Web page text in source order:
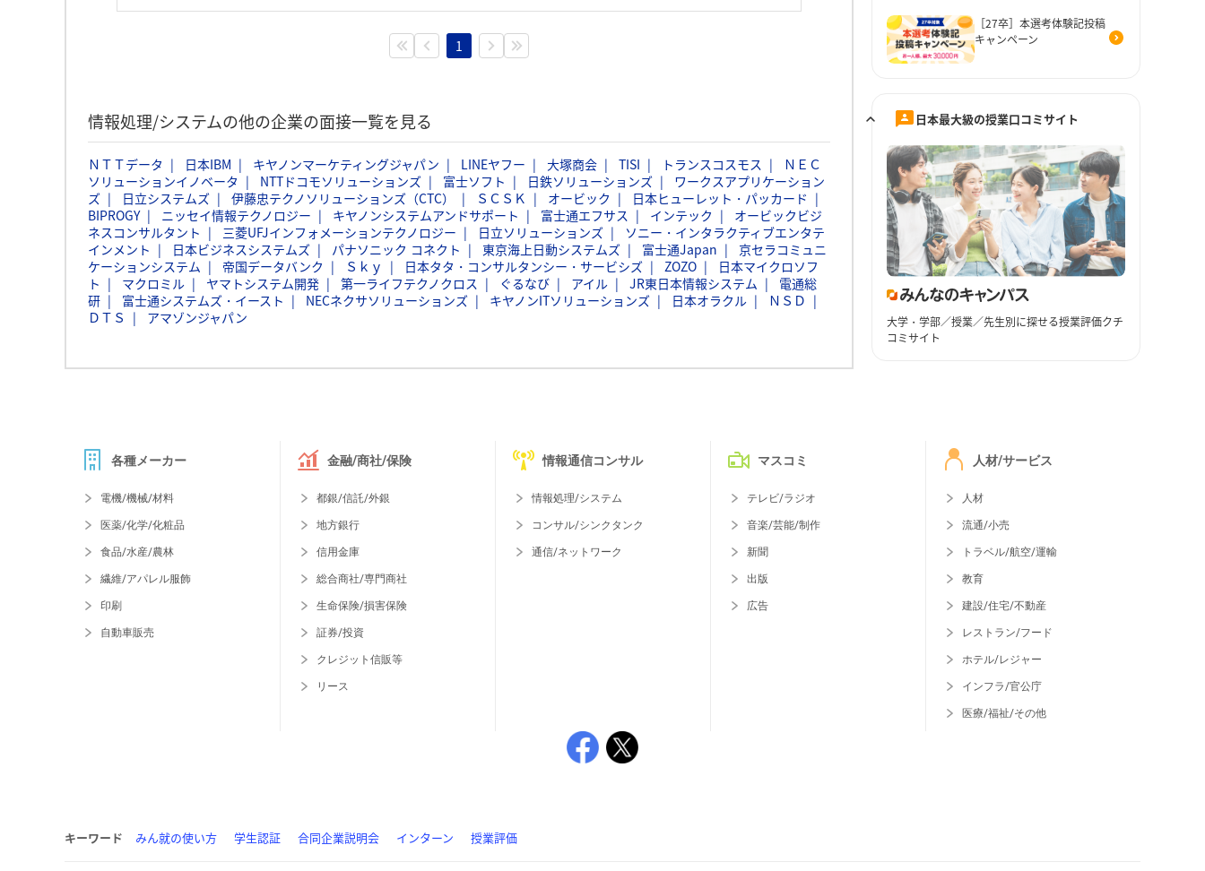
1
情報処理/システムの他の企業の面接一覧を見る
ＮＴＴデータ 日本IBM キヤノンマーケティングジャパン LINEヤフー 大塚商会 TISI トランスコスモス
ＮＥＣ
ソリューションイノベータ
NTTドコモソリューションズ 富士ソフト 日鉄ソリューションズ
ワークスアプリケーション
ズ
日立システムズ 伊藤忠テクノソリューションズ（CTC） ＳＣＳＫ オービック
日本ヒューレット・パッカード
BIPROGY
ニッセイ情報テクノロジー キヤノンシステムアンドサポート 富士通エフサス インテック
オービックビジ
ネスコンサルタント
三菱UFJインフォメーションテクノロジー 日立ソリューションズ
ソニー・インタラクティブエンタテ
インメント
日本ビジネスシステムズ パナソニック コネクト 東京海上日動システムズ 富士通Japan
京セラコミュニ
ケーションシステム
帝国データバンク Ｓｋｙ 日本タタ・コンサルタンシー・サービシズ ZOZO
日本マイクロソフ
ト
マクロミル ヤマトシステム開発 第一ライフテクノクロス ぐるなび アイル JR東日本情報システム
電通総
研
富士通システムズ・イースト NECネクサソリューションズ キヤノンITソリューションズ 日本オラクル
ＮＳＤ
ＤＴＳ
アマゾンジャパン
［27卒］本選考体験記投稿
キャンペーン
日本最大級の授業口コミサイト
大学・学部／授業／先生別に探せる授業評価クチ
コミサイト
各種メーカー
電機/機械/材料
医薬/化学/化粧品
食品/水産/農林
繊維/アパレル服飾
印刷
自動車販売
金融/商社/保険
都銀/信託/外銀
地方銀行
信用金庫
総合商社/専門商社
生命保険/損害保険
証券/投資
クレジット信販等
リース
情報通信コンサル
情報処理/システム
コンサル/シンクタンク
通信/ネットワーク
マスコミ
テレビ/ラジオ
音楽/芸能/制作
新聞
出版
広告
人材/サービス
人材
流通/小売
トラベル/航空/運輸
教育
建設/住宅/不動産
レストラン/フード
ホテル/レジャー
インフラ/官公庁
医療/福祉/その他
キーワード みん就の使い方 学生認証 合同企業説明会 インターン 授業評価